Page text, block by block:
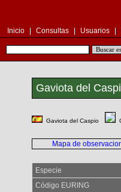
Inicio Consultas Usuarios
Gaviota del
Gaviota del Caspio
Mapa de
Especie
Código EURING